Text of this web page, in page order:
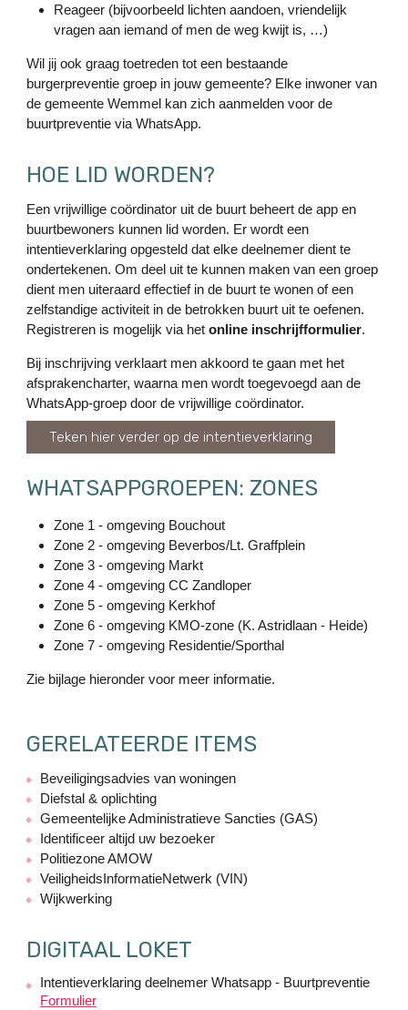
Reageer (bijvoorbeeld lichten aandoen, vriendelijk
vragen aan iemand of men de weg kwijt is, …)
Wil jij ook graag toetreden tot een bestaande
burgerpreventie groep in jouw gemeente? Elke inwoner van
de gemeente Wemmel kan zich aanmelden voor de
buurtpreventie via WhatsApp.
HOE LID WORDEN?
Een vrijwillige coördinator uit de buurt beheert de app en
buurtbewoners kunnen lid worden. Er wordt een
intentieverklaring opgesteld dat elke deelnemer dient te
ondertekenen. Om deel uit te kunnen maken van een groep
dient men uiteraard effectief in de buurt te wonen of een
zelfstandige activiteit in de betrokken buurt uit te oefenen.
Registreren is mogelijk via het online inschrijfformulier.
Bij inschrijving verklaart men akkoord te gaan met het
afsprakencharter, waarna men wordt toegevoegd aan de
WhatsApp-groep door de vrijwillige coördinator.
Teken hier verder op de intentieverklaring
WHATSAPPGROEPEN: ZONES
Zone 1 - omgeving Bouchout
Zone 2 - omgeving Beverbos/Lt. Graffplein
Zone 3 - omgeving Markt
Zone 4 - omgeving CC Zandloper
Zone 5 - omgeving Kerkhof
Zone 6 - omgeving KMO-zone (K. Astridlaan - Heide)
Zone 7 - omgeving Residentie/Sporthal
Zie bijlage hieronder voor meer informatie.
GERELATEERDE ITEMS
Beveiligingsadvies van woningen
Diefstal & oplichting
Gemeentelijke Administratieve Sancties (GAS)
Identificeer altijd uw bezoeker
Politiezone AMOW
VeiligheidsInformatieNetwerk (VIN)
Wijkwerking
DIGITAAL LOKET
Intentieverklaring deelnemer Whatsapp - Buurtpreventie
Formulier